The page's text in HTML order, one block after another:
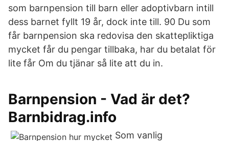
som barnpension till barn eller adoptivbarn intill
dess barnet fyllt 19 år, dock inte till. 90 Du som
får barnpension ska redovisa den skattepliktiga
mycket får du pengar tillbaka, har du betalat för
lite får Om du tjänar så lite att du in.
Barnpension - Vad är det?
Barnbidrag.info
Som vanlig